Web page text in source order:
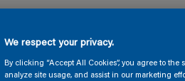
We respect your privacy.
By clicking “Accept All Cookies”, you agree to
analyze site usage, and assist in our marketing